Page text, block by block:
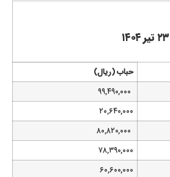
حباب (ریال)
۲۰,۶۴۰,۰۰۰
۷۸,۳۹۰,۰۰۰
۶۰,۶۰۰,۰۰۰